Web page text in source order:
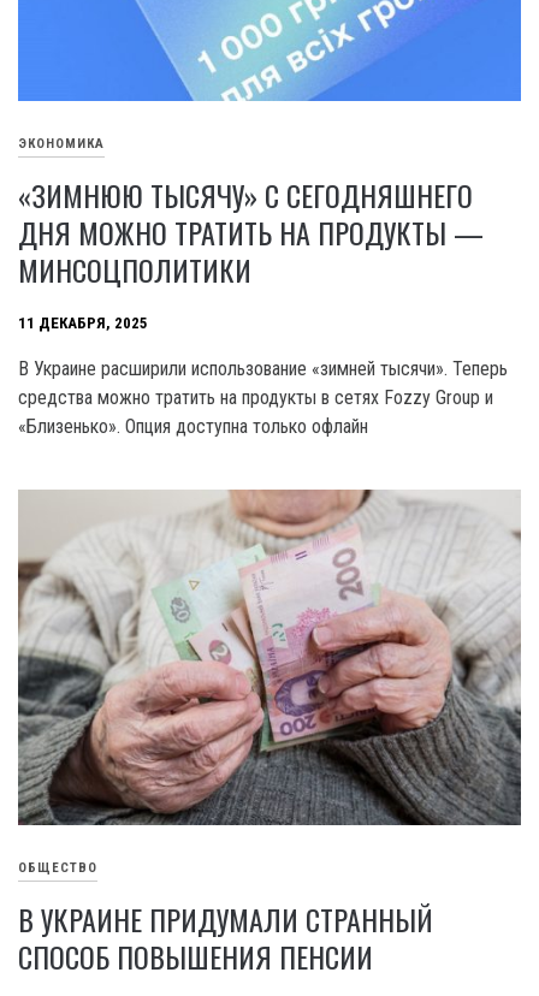
ЭКОНОМИКА
«ЗИМНЮЮ ТЫСЯЧУ» С СЕГОДНЯШНЕГО
ДНЯ МОЖНО ТРАТИТЬ НА ПРОДУКТЫ —
МИНСОЦПОЛИТИКИ
11 ДЕКАБРЯ, 2025
В Украине расширили использование «зимней тысячи». Теперь
средства можно тратить на продукты в сетях Fozzy Group и
«Близенько». Опция доступна только офлайн
ОБЩЕСТВО
В УКРАИНЕ ПРИДУМАЛИ СТРАННЫЙ
СПОСОБ ПОВЫШЕНИЯ ПЕНСИИ